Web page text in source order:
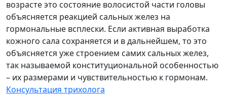
возрасте это состояние волосистой части головы
объясняется реакцией сальных желез на
гормональные всплески. Если активная выработка
кожного сала сохраняется и в дальнейшем, то это
объясняется уже строением самих сальных желез,
так называемой конституциональной особенностью
– их размерами и чувствительностью к гормонам.
Консультация трихолога